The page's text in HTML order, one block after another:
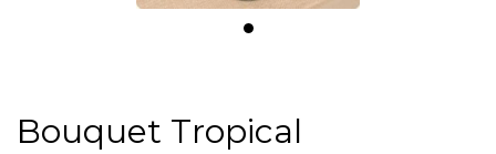
Bouquet Tropical